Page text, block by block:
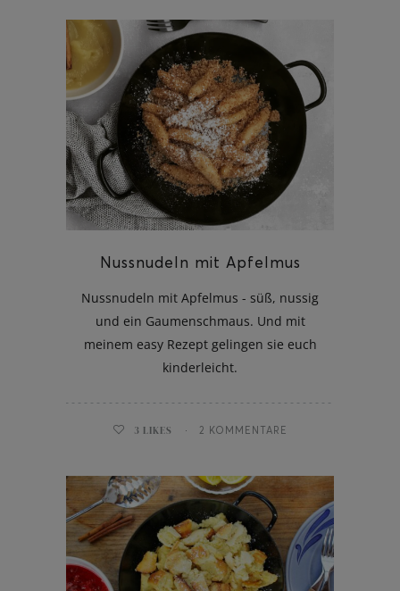
Nussnudeln mit Apfelmus
Nussnudeln mit Apfelmus - süß, nussig
und ein Gaumenschmaus. Und mit
meinem easy Rezept gelingen sie euch
kinderleicht.
3 LIKES 2 KOMMENTARE